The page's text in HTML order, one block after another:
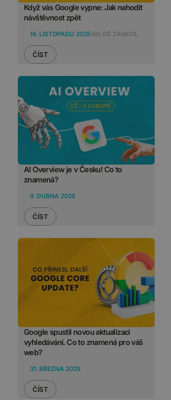
Když vás Google vypne: Jak nahodit
návštěvnost zpět
16. LISTOPADU 2025 MILOŠ ZAVADIL
ČÍST
AI Overview je v Česku! Co to
znamená?
9. DUBNA 2025
ČÍST
Google spustil novou aktualizaci
vyhledávání. Co to znamená pro váš
web?
31. BŘEZNA 2025
ČÍST